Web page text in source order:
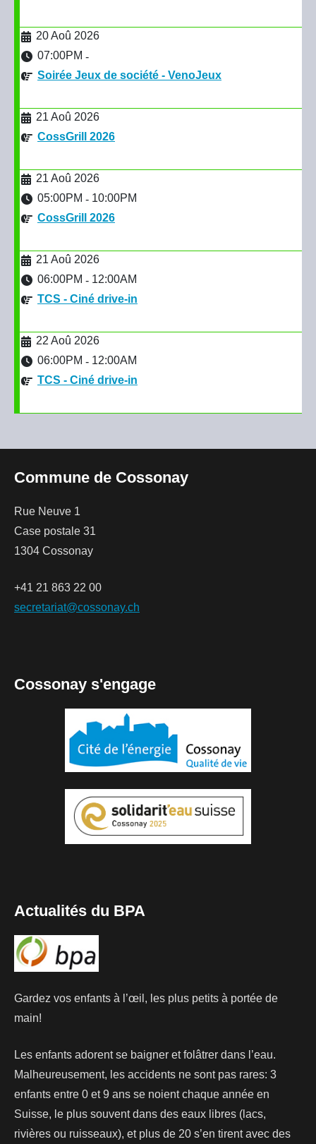
20 Aoû 2026
07:00PM -
Soirée Jeux de société - VenoJeux
21 Aoû 2026
CossGrill 2026
21 Aoû 2026
05:00PM - 10:00PM
CossGrill 2026
21 Aoû 2026
06:00PM - 12:00AM
TCS - Ciné drive-in
22 Aoû 2026
06:00PM - 12:00AM
TCS - Ciné drive-in
Commune de Cossonay
Rue Neuve 1
Case postale 31
1304 Cossonay
+41 21 863 22 00
secretariat@cossonay.ch
Cossonay s'engage
Actualités du BPA
Gardez vos enfants à l’œil, les plus petits à portée de
main!
Les enfants adorent se baigner et folâtrer dans l’eau.
Malheureusement, les accidents ne sont pas rares: 3
enfants entre 0 et 9 ans se noient chaque année en
Suisse, le plus souvent dans des eaux libres (lacs,
rivières ou ruisseaux), et plus de 20 s’en tirent avec des